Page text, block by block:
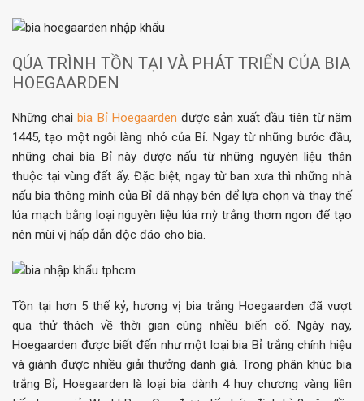
QÚA TRÌNH TỒN TẠI VÀ PHÁT TRIỂN CỦA BIA
HOEGAARDEN
Những chaibia Bỉ Hoegaarden được sản xuất đầu tiên từ năm
1445, tạo một ngôi làng nhỏ của Bỉ. Ngay từ những bước đầu,
những chai bia Bỉ này được nấu từ những nguyên liệu thân
thuộc tại vùng đất ấy. Đặc biệt, ngay từ ban xưa thì những nhà
nấu bia thông minh của Bỉ đã nhạy bén để lựa chọn và thay thế
lúa mạch bằng loại nguyên liệu lúa mỳ trắng thơm ngon để tạo
nên mùi vị hấp dẫn độc đáo cho bia.
Tồn tại hơn 5 thế kỷ, hương vị bia trắng Hoegaarden đã vượt
qua thử thách về thời gian cùng nhiều biến cố. Ngày nay,
Hoegaarden được biết đến như một loại bia Bỉ trắng chính hiệu
và giành được nhiều giải thưởng danh giá. Trong phân khúc bia
trắng Bỉ, Hoegaarden là loại bia dành 4 huy chương vàng liên